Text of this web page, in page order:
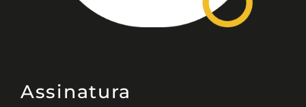
Assinatura